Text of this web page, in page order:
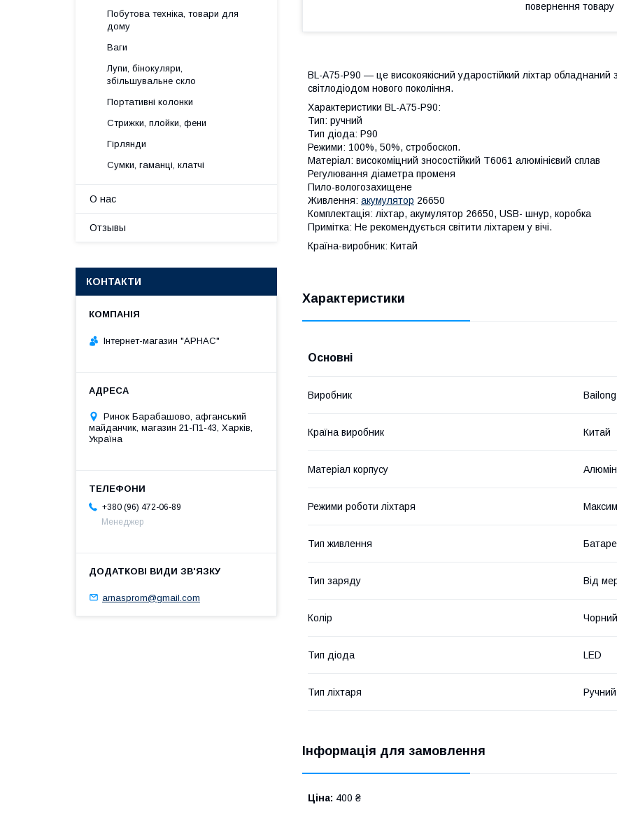
повернення товару
BL-A75-P90 — це високоякісний ударостійкий ліхтар
світлодіодом нового покоління.
Характеристики BL-A75-P90:
Тип: ручний
Тип діода: P90
Режими: 100%, 50%, стробоскоп.
Матеріал: високоміцний зносостійкий T6061 алюмінієвий сплав
Регулювання діаметра променя
Пило-вологозахищене
Живлення: акумулятор 26650
Комплектація: ліхтар, акумулятор 26650, USB- шнур, коробка
Примітка: Не рекомендується світити ліхтарем у вічі.
Країна-виробник: Китай
Характеристики
Основні
Виробник Bailong
Країна виробник Китай
Матеріал корпусу
Режими роботи ліхтаря
Тип живлення
Тип заряду Від
Колір Чорний
Тип діода LED
Тип ліхтаря Ручний
Інформація для замовлення
Ціна: 400 ₴
Побутова техніка, товари для
дому
Ваги
Лупи, бінокуляри,
збільшувальне скло
Портативні колонки
Стрижки, плойки, фени
Гірлянди
Сумки, гаманці, клатчі
О нас
Отзывы
КОНТАКТИ
Інтернет-магазин "АРНАС"
Ринок Барабашово, афганський
майданчик, магазин 21-П1-43, Харків,
Україна
+380 (96) 472-06-89
Менеджер
arnasprom@gmail.com